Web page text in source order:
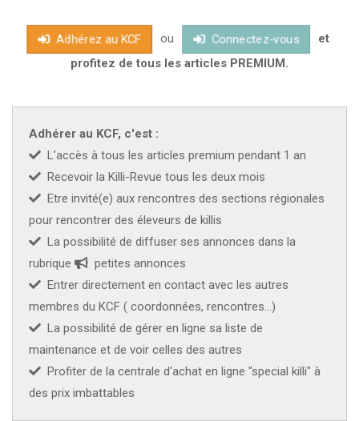
"excès de zèle" nous ne nous en sommes plus autant occupés
et qu'elle ne fut pas notre surprise de constater que les bacs
de toutes taille
Adhérez au KCF ou Connectez-vous
et
profitez de tous les articles PREMIUM.
Adhérer au KCF, c'est :
L'accès à tous les articles premium pendant 1 an
Recevoir la Killi-Revue tous les deux mois
Etre invité(e) aux rencontres des sections régionales
pour rencontrer des éleveurs de killis
La possibilité de diffuser ses annonces dans la
rubrique
petites annonces
Entrer directement en contact avec les autres
membres du KCF ( coordonnées, rencontres...)
La possibilité de gérer en ligne sa liste de
maintenance et de voir celles des autres
Profiter de la centrale d'achat en ligne "special killi" à
des prix imbattables